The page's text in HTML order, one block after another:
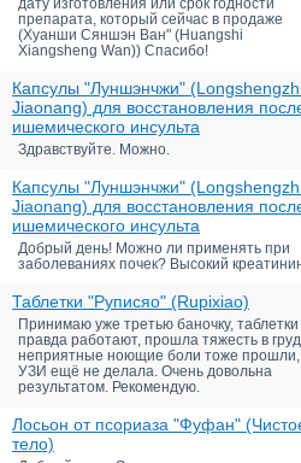
дату изготовления или срок годности
препарата, который сейчас в продаже
(Хуанши Сяншэн Ван" (Huangshi
Xiangsheng Wan)) Спасибо!
Капсулы "Луншэнчжи"
Jiaonang) для восстановления
ишемического инсульта
Здравствуйте. Можно.
Капсулы "Луншэнчжи"
Jiaonang) для восстановления
ишемического инсульта
Добрый день! Можно ли применять при
заболеваниях почек? Высокий
Таблетки "Руписяо" (Rupixiao)
Принимаю уже третью баночку, таблетки
правда работают, прошла тяжесть в
неприятные ноющие боли тоже прошли,
УЗИ ещё не делала. Очень довольна
результатом. Рекомендую.
Лосьон от псориаза "Фуфан"
тело)